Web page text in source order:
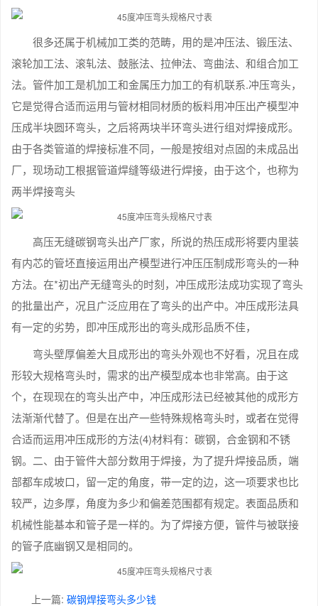
很多还属于机械加工类的范畴，用的是冲压法、锻压法、
滚轮加工法、滚轧法、鼓胀法、拉伸法、弯曲法、和组合加工
法。管件加工是机加工和金属压力加工的有机联系.冲压弯头，
它是觉得合适而运用与管材相同材质的板料用冲压出产模型冲
压成半块圆环弯头，之后将两块半环弯头进行组对焊接成形。
由于各类管道的焊接标准不同，一般是按组对点固的未成品出
厂，现场动工根据管道焊缝等级进行焊接，由于这个，也称为
两半焊接弯头
高压无缝碳钢弯头出产厂家，所说的热压成形将要内里装
有内芯的管坯直接运用出产模型进行冲压压制成形弯头的一种
方法。在*初出产无缝弯头的时刻，冲压成形法成功实现了弯头
的批量出产，况且广泛应用在了弯头的出产中。冲压成形法具
有一定的劣势，即冲压成形出的弯头成形品质不佳，
弯头壁厚偏差大且成形出的弯头外观也不好看，况且在成
形较大规格弯头时，需求的出产模型成本也非常高。由于这
个，在现现在的弯头出产中，冲压成形法已经被其他的成形方
法渐渐代替了。但是在出产一些特殊规格弯头时，或者在觉得
合适而运用冲压成形的方法(4)材料有：碳钢，合金钢和不锈
钢。二、由于管件大部分数用于焊接，为了提升焊接品质，端
部都车成坡口，留一定的角度，带一定的边，这一项要求也比
较严，边多厚，角度为多少和偏差范围都有规定。表面品质和
机械性能基本和管子是一样的。为了焊接方便，管件与被联接
的管子底幽钢又是相同的。
上一篇: 碳钢焊接弯头多少钱